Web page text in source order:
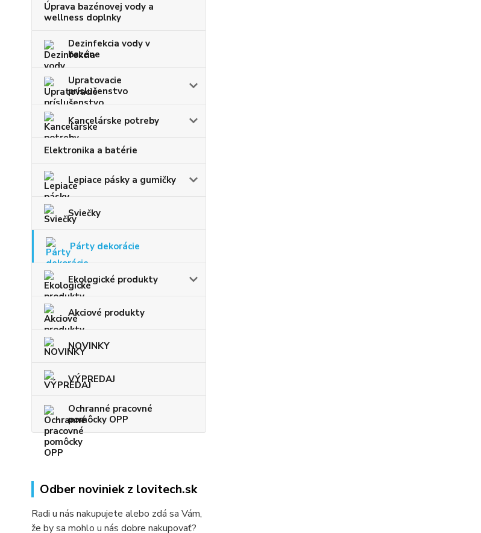
Úprava bazénovej vody a
wellness doplnky
Dezinfekcia vody v
bazéne
Upratovacie
príslušenstvo
Kancelárske potreby
Elektronika a batérie
Lepiace pásky a gumičky
Sviečky
Párty dekorácie
Ekologické produkty
Akciové produkty
NOVINKY
VÝPREDAJ
Ochranné pracovné
pomôcky OPP
Odber noviniek z lovitech.sk
Radi u nás nakupujete alebo zdá sa Vám,
že by sa mohlo u nás dobre nakupovať?